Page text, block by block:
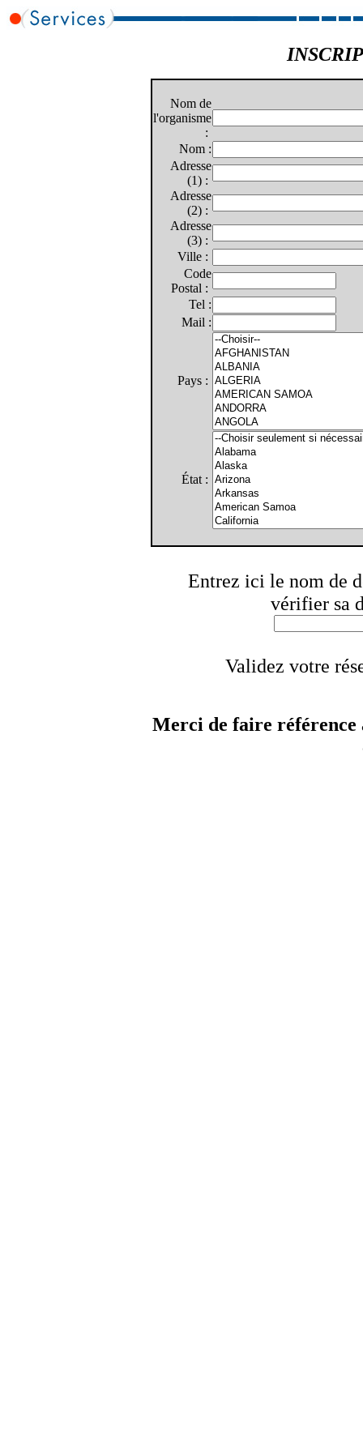
Nom de
l'organisme
:
Nom :
Adresse
(1) :
Adresse
(2) :
Adresse
(3) :
Ville :
Code
Postal :
Tel :
Mail :
Pays :
État :
Entrez ici le nom de
vérifier sa
Validez votre
Merci de faire référence